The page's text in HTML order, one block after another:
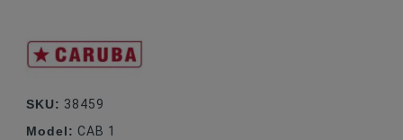
SKU: 38459
Model: CAB 1